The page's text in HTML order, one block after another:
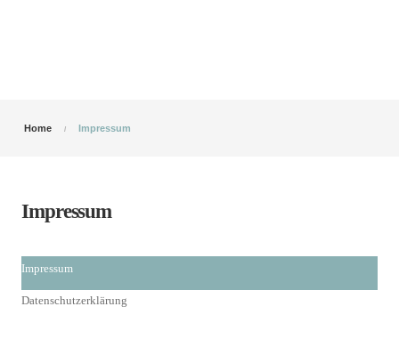
Home Impressum
Impressum
Impressum
Datenschutzerklärung